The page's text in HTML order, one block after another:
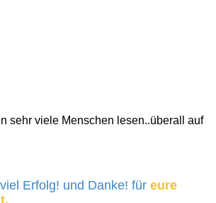
sehr viele Menschen lesen..überall auf
Erfolg! und Danke! für eure